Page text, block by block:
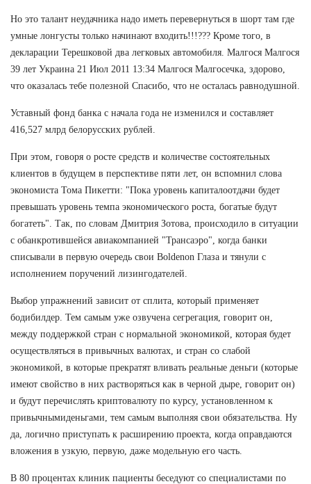
Но это талант неудачника надо иметь перевернуться в шорт там где
умные лонгусты только начинают входить!!!??? Кроме того, в
декларации Терешковой два легковых автомобиля. Малгося Малгося
39 лет Украина 21 Июл 2011 13:34 Малгося Малгосечка, здорово,
что оказалась тебе полезной Спасибо, что не осталась равнодушной.
Уставный фонд банка с начала года не изменился и составляет
416,527 млрд белорусских рублей.
При этом, говоря о росте средств и количестве состоятельных
клиентов в будущем в перспективе пяти лет, он вспомнил слова
экономиста Тома Пикетти: "Пока уровень капиталоотдачи будет
превышать уровень темпа экономического роста, богатые будут
богатеть". Так, по словам Дмитрия Зотова, происходило в ситуации
с обанкротившейся авиакомпанией "Трансаэро", когда банки
списывали в первую очередь свои Boldenon Глаза и тянули с
исполнением поручений лизингодателей.
Выбор упражнений зависит от сплита, который применяет
бодибилдер. Тем самым уже озвучена сегрегация, говорит он,
между поддержкой стран с нормальной экономикой, которая будет
осуществляться в привычных валютах, и стран со слабой
экономикой, в которые прекратят вливать реальные деньги (которые
имеют свойство в них растворяться как в черной дыре, говорит он)
и будут перечислять криптовалюту по курсу, установленном к
привычнымиденьгами, тем самым выполняя свои обязательства. Ну
да, логично приступать к расширению проекта, когда оправдаются
вложения в узкую, первую, даже модельную его часть.
В 80 процентах клиник пациенты беседуют со специалистами по